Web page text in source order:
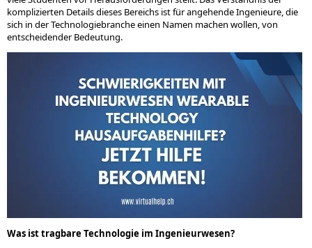
komplizierten Details dieses Bereichs ist für angehende Ingenieure, die
sich in der Technologiebranche einen Namen machen wollen, von
entscheidender Bedeutung.
Was ist tragbare Technologie im Ingenieurwesen?